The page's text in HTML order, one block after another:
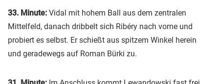
33. Minute: Vidal mit hohem Ball aus dem zentralen
Mittelfeld, danach dribbelt sich Ribéry nach vorne und
probiert es selbst. Er schießt aus spitzem Winkel herein
und geradewegs auf Roman Bürki zu.